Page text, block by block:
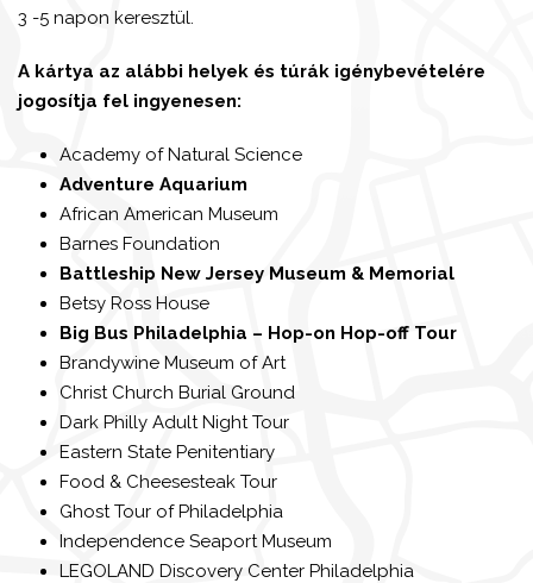
3 -5 napon keresztül.
A kártya az alábbi helyek és túrák igénybevételére
jogosítja fel ingyenesen:
Academy of Natural Science
Adventure Aquarium
African American Museum
Barnes Foundation
Battleship New Jersey Museum & Memorial
Betsy Ross House
Big Bus Philadelphia – Hop-on Hop-off Tour
Brandywine Museum of Art
Christ Church Burial Ground
Dark Philly Adult Night Tour
Eastern State Penitentiary
Food & Cheesesteak Tour
Ghost Tour of Philadelphia
Independence Seaport Museum
LEGOLAND Discovery Center Philadelphia